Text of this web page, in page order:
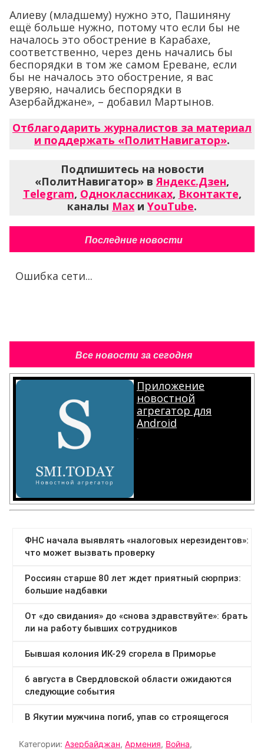
Алиеву (младшему) нужно это, Пашиняну
ещё больше нужно, потому что если бы не
началось это обострение в Карабахе,
соответственно, через день начались бы
беспорядки в том же самом Ереване, если
бы не началось это обострение, я вас
уверяю, начались беспорядки в
Азербайджане», – добавил Мартынов.
Отблагодарить журналистов за материал
и поддержать «ПолитНавигатор».
Подпишитесь на новости
«ПолитНавигатор» вЯндекс.Дзен,
Telegram, Одноклассниках, Вконтакте,
каналы Max и YouTube.
Последние новости
Ошибка сети...
Все новости за сегодня
Приложение
новостной
агрегатор для
Android
.
Категории: Азербайджан, Армения, Война,